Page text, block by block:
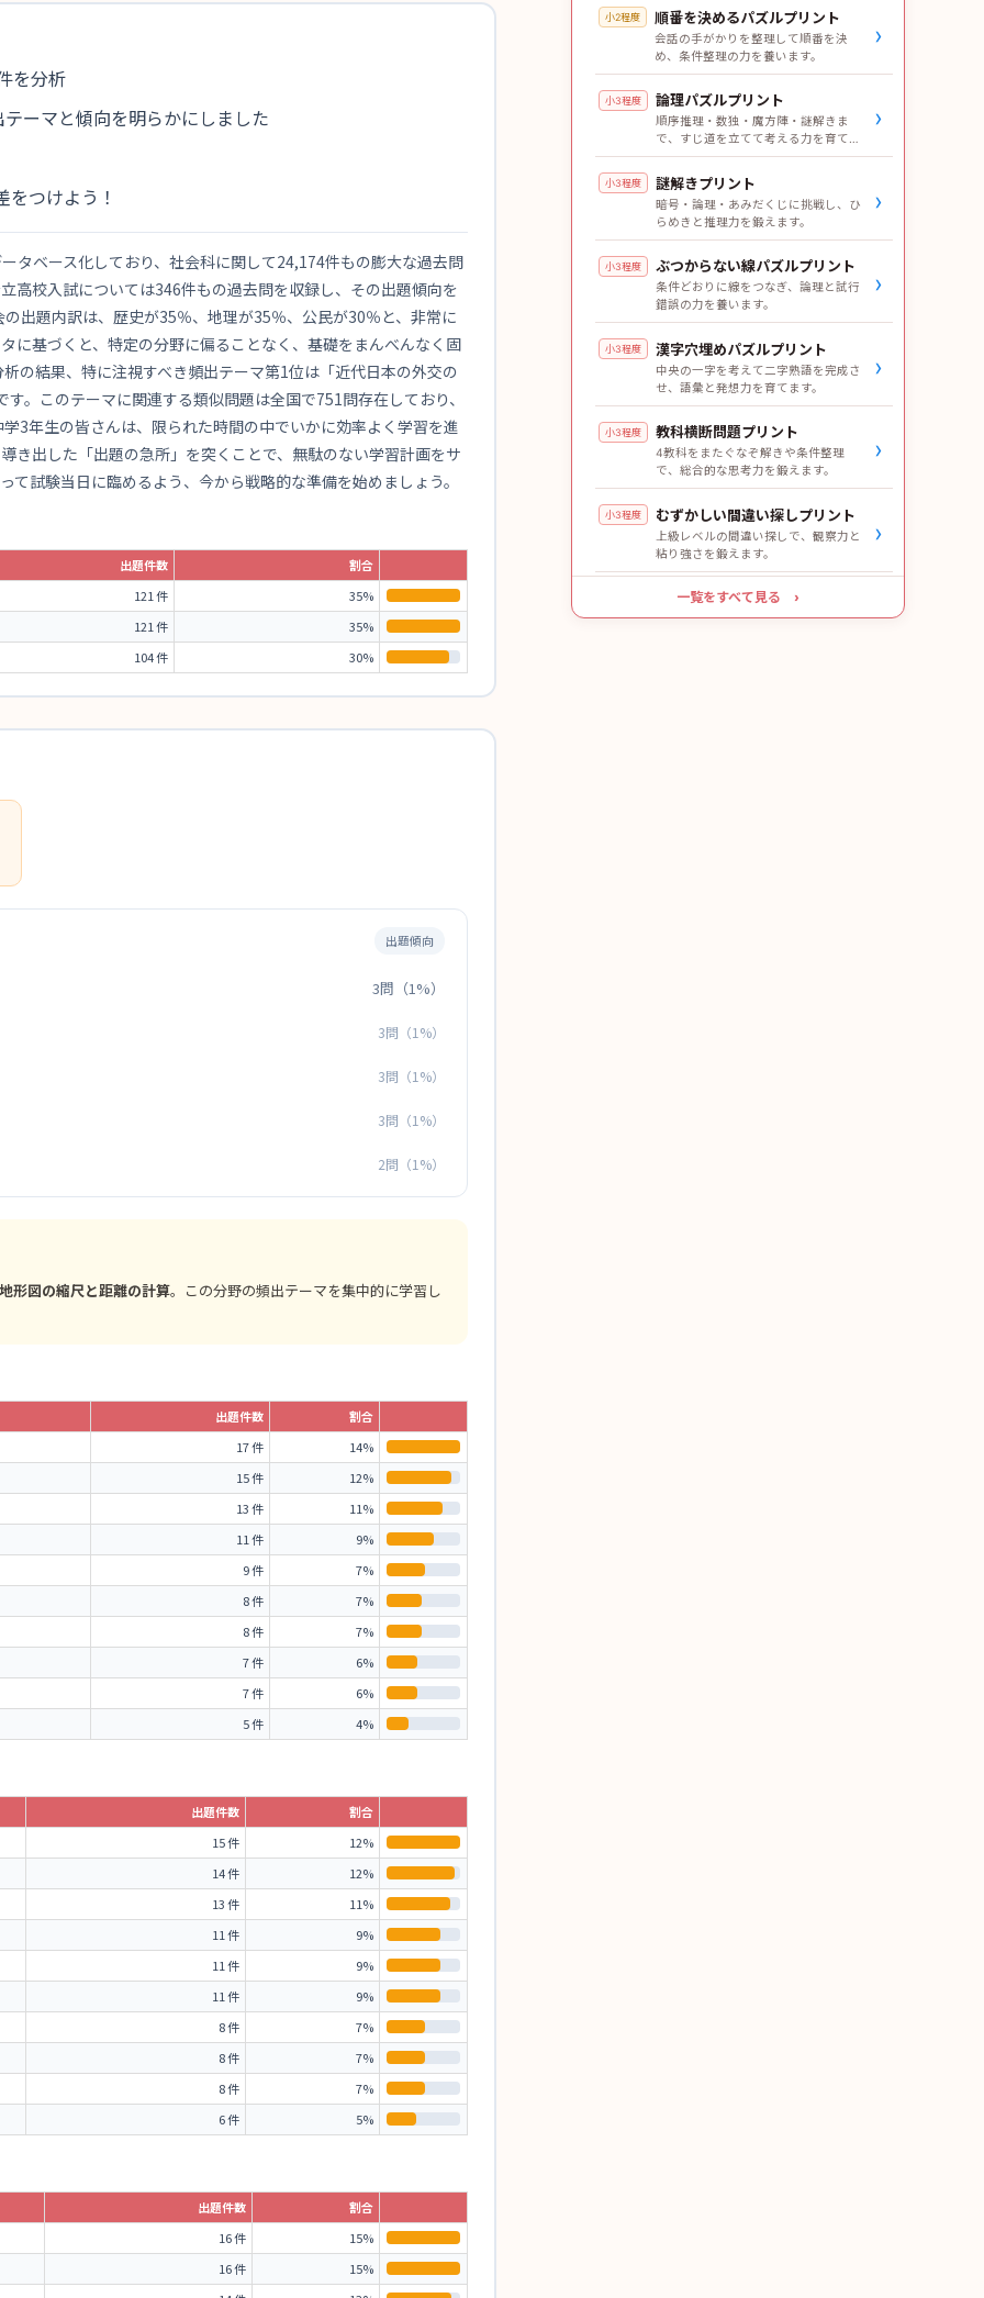
を分析
ーマと傾向を明らかにしました
つけよう！
タベース化しており、社会科に関して24,174件もの膨大な過去問
高校入試については346件もの過去問を収録し、その出題傾向を
出題内訳は、歴史が35％、地理が35％、公民が30％と、非常に
に基づくと、特定の分野に偏ることなく、基礎をまんべんなく固
の結果、特に注視すべき頻出テーマ第1位は「近代日本の外交の
。このテーマに関連する類似問題は全国で751問存在しており、
3年生の皆さんは、限られた時間の中でいかに効率よく学習を進
き出した「出題の急所」を突くことで、無駄のない学習計画をサ
試験当日に臨めるよう、今から戦略的な準備を始めましょう。
出題件数
割合
121 件
35%
121 件
35%
104 件
30%
出題傾向
3問（1%）
3問（1%）
3問（1%）
3問（1%）
2問（1%）
地形図の縮尺と距離の計算。この分野の頻出テーマを集中的に学習し
出題件数
割合
17 件
14%
15 件
12%
13 件
11%
11 件
9%
9 件
7%
8 件
7%
8 件
7%
7 件
6%
7 件
6%
5 件
4%
出題件数
割合
15 件
12%
14 件
12%
13 件
11%
11 件
9%
11 件
9%
11 件
9%
8 件
7%
8 件
7%
8 件
7%
6 件
5%
出題件数
割合
16 件
15%
16 件
15%
小2程度 順番を決めるパズルプリント
会話の手がかりを整理して順番を決
め、条件整理の力を養います。
›
小3程度 論理パズルプリント
順序推理・数独・魔方陣・謎解きま
で、すじ道を立てて考える力を育てま
す。
›
小3程度 謎解きプリント
暗号・論理・あみだくじに挑戦し、ひ
らめきと推理力を鍛えます。
›
小3程度 ぶつからない線パズルプリント
条件どおりに線をつなぎ、論理と試行
錯誤の力を養います。
›
小3程度 漢字穴埋めパズルプリント
中央の一字を考えて二字熟語を完成さ
せ、語彙と発想力を育てます。
›
小3程度 教科横断問題プリント
4教科をまたぐなぞ解きや条件整理
で、総合的な思考力を鍛えます。
›
小3程度 むずかしい間違い探しプリント
上級レベルの間違い探しで、観察力と
粘り強さを鍛えます。
›
一覧をすべて見る ›